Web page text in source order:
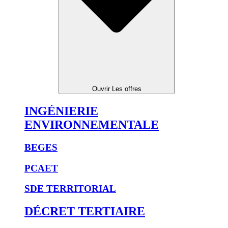
Ouvrir Les offres
INGÉNIERIE
ENVIRONNEMENTALE
BEGES
PCAET
SDE TERRITORIAL
DÉCRET TERTIAIRE